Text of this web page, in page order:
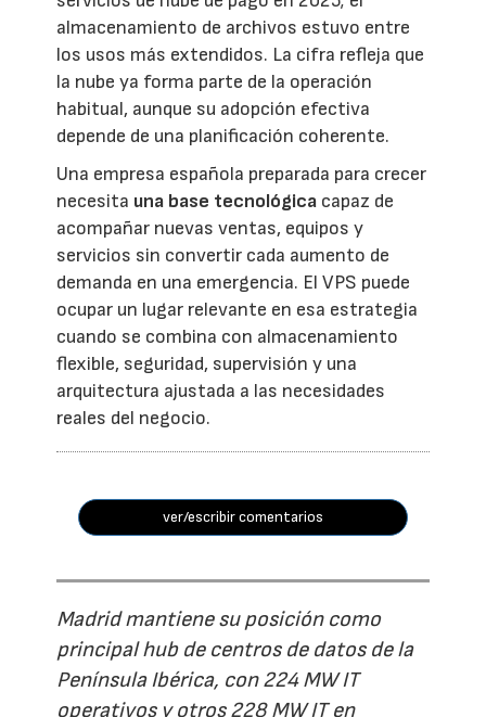
almacenamiento de archivos estuvo entre
los usos más extendidos. La cifra refleja que
la nube ya forma parte de la operación
habitual, aunque su adopción efectiva
depende de una planificación coherente.
Una empresa española preparada para crecer
necesita una base tecnológica capaz de
acompañar nuevas ventas, equipos y
servicios sin convertir cada aumento de
demanda en una emergencia. El VPS puede
ocupar un lugar relevante en esa estrategia
cuando se combina con almacenamiento
flexible, seguridad, supervisión y una
arquitectura ajustada a las necesidades
reales del negocio.
ver/escribir comentarios
Madrid mantiene su posición como
principal hub de centros de datos de la
Península Ibérica, con 224 MW IT
operativos y otros 228 MW IT en